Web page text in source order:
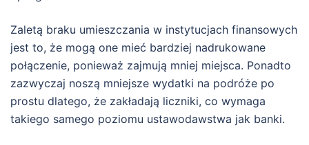
Zaletą braku umieszczania w instytucjach finansowych
jest to, że mogą one mieć bardziej nadrukowane
połączenie, ponieważ zajmują mniej miejsca. Ponadto
zazwyczaj noszą mniejsze wydatki na podróże po
prostu dlatego, że zakładają liczniki, co wymaga
takiego samego poziomu ustawodawstwa jak banki.